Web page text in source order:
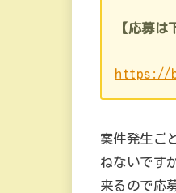
【応募は
https://
案件発生ご
ねないです
来るので応